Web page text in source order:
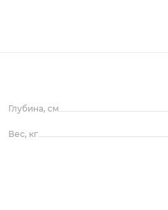
Глубина, см
Вес, кг